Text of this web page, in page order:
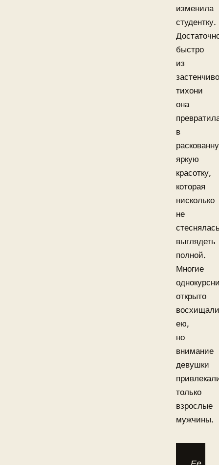
изменила
студентку.
быстро
из
тихони
она
в
яркую
красотку,
которая
нисколько
не
выглядеть
полной.
Многие
открыто
ею,
но
внимание
девушки
только
взрослые
мужчины.